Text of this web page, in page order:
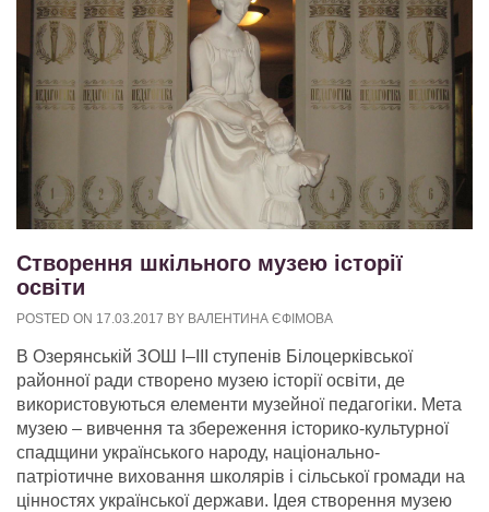
Створення шкільного музею історії
освіти
POSTED ON 17.03.2017 BY ВАЛЕНТИНА ЄФІМОВА
В Озерянській ЗОШ I–III ступенів Білоцерківської
районної ради створено музею історії освіти, де
використовуються елементи музейної педагогіки. Мета
музею – вивчення та збереження історико-культурної
спадщини українського народу, національно-
патріотичне виховання школярів і сільської громади на
цінностях української держави. Ідея створення музею